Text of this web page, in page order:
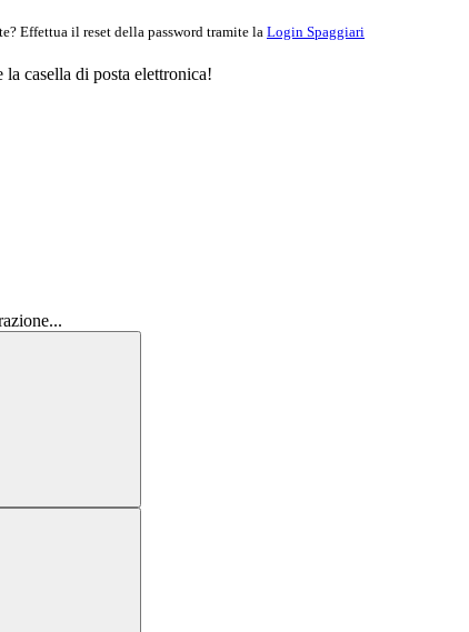
Effettua il reset della password tramite la Login Spaggiari
casella di posta elettronica!